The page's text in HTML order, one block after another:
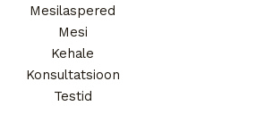
Mesilaspered
Mesi
Kehale
Konsultatsioon
Testid